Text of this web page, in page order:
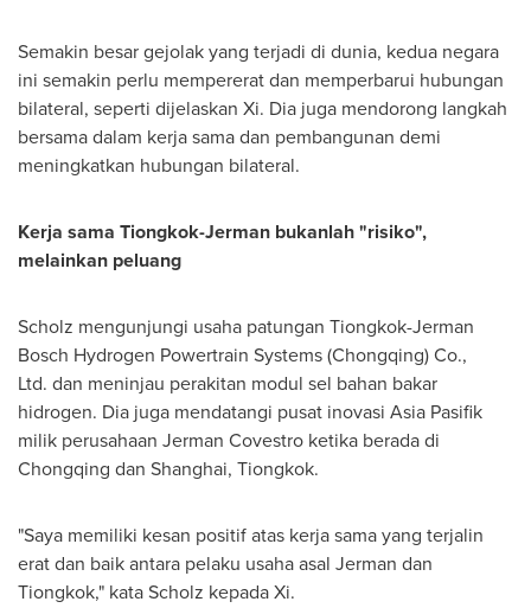
Semakin besar gejolak yang terjadi di dunia, kedua negara
ini semakin perlu mempererat dan memperbarui hubungan
bilateral, seperti dijelaskan Xi. Dia juga mendorong langkah
bersama dalam kerja sama dan pembangunan demi
meningkatkan hubungan bilateral.
Kerja sama Tiongkok-Jerman bukanlah "risiko",
melainkan peluang
Scholz mengunjungi usaha patungan Tiongkok-Jerman
Bosch Hydrogen Powertrain Systems (Chongqing) Co.,
Ltd. dan meninjau perakitan modul sel bahan bakar
hidrogen. Dia juga mendatangi pusat inovasi Asia Pasifik
milik perusahaan Jerman Covestro ketika berada di
Chongqing dan Shanghai, Tiongkok.
"Saya memiliki kesan positif atas kerja sama yang terjalin
erat dan baik antara pelaku usaha asal Jerman dan
Tiongkok," kata Scholz kepada Xi.